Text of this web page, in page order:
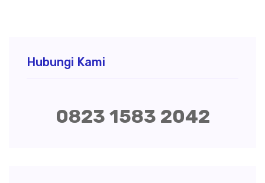
Hubungi Kami
0823 1583 2042